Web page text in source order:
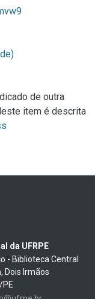
de outra
item é descrita
da UFRPE
- Biblioteca Central
Dois Irmãos
PE